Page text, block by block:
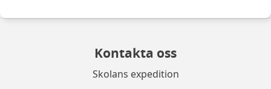
Kontakta oss
Skolans expedition